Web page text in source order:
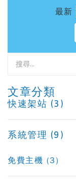
最新
文章分類
快速架站 (3)
系統管理 (9)
免費主機 (3)